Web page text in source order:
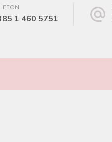
1 460 5751